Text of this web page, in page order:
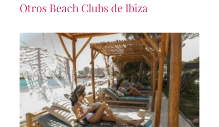
Otros Beach Clubs de Ibiza